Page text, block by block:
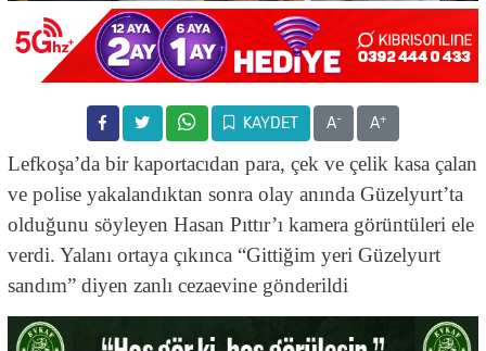
KAYDET A- A+
Lefkoşa’da bir kaportacıdan para, çek ve çelik kasa çalan
ve polise yakalandıktan sonra olay anında Güzelyurt’ta
olduğunu söyleyen Hasan Pıttır’ı kamera görüntüleri ele
verdi. Yalanı ortaya çıkınca “Gittiğim yeri Güzelyurt
sandım” diyen zanlı cezaevine gönderildi